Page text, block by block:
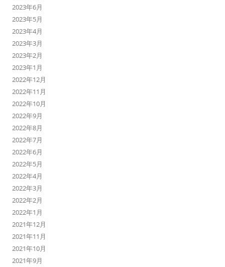
2023年6月
2023年5月
2023年4月
2023年3月
2023年2月
2023年1月
2022年12月
2022年11月
2022年10月
2022年9月
2022年8月
2022年7月
2022年6月
2022年5月
2022年4月
2022年3月
2022年2月
2022年1月
2021年12月
2021年11月
2021年10月
2021年9月